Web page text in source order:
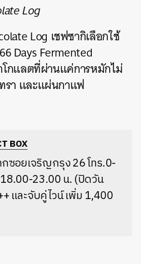
Log
Log เชฟซากิเลือกใช้
Days Fermented
โกแลตที่ผ่านแค่การหมักไม่
รา และแผ่นกาแฟ
BOX
ซอยเจริญกรุง 26 โทร.0-
23.00 น. (ปิดวัน
และจับคู่ไวน์ เพิ่ม 1,400